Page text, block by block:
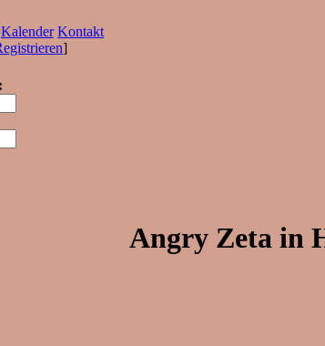
Kalender Kontakt
]
Angry Zeta in